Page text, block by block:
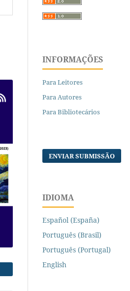
INFORMAÇÕES
Para Leitores
Para Autores
Para Bibliotecários
ENVIAR SUBMISSÃO
IDIOMA
Español (España)
Português (Brasil)
Português (Portugal)
English